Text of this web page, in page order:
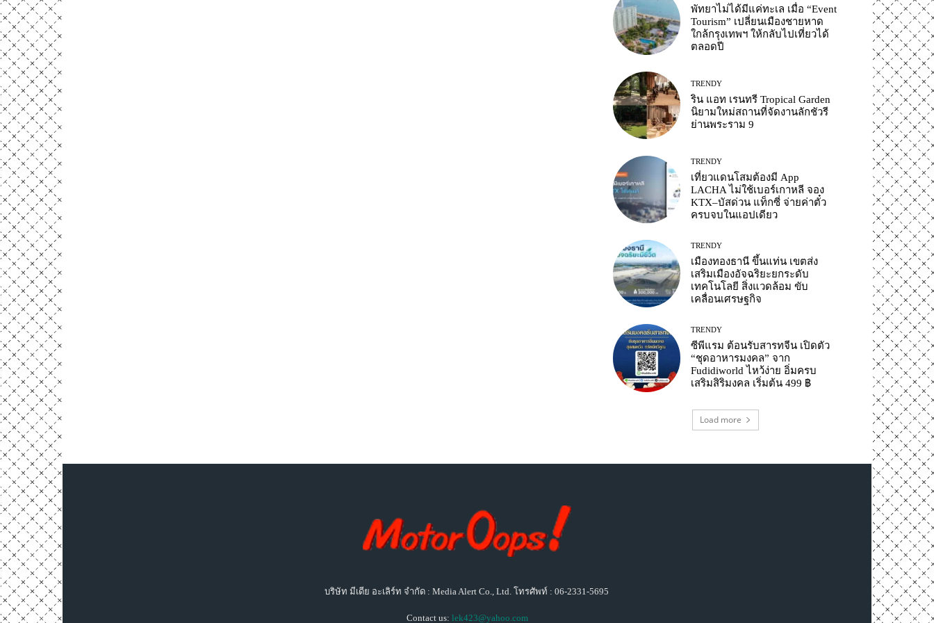
พัทยาไม่ได้มีแค่ทะเล เมื่อ “Event
Tourism” เปลี่ยนเมืองชายหาด
ใกล้กรุงเทพฯ ให้กลับไปเที่ยวได้
ตลอดปี
TRENDY
ริน แอท เรนทรี Tropical Garden
นิยามใหม่สถานที่จัดงานลักชัวรี
ย่านพระราม 9
TRENDY
เที่ยวแดนโสมต้องมี App
LACHA ไม่ใช้เบอร์เกาหลี จอง
KTX–บัสด่วน แท็กซี่ จ่ายค่าตั๋ว
ครบจบในแอปเดียว
TRENDY
เมืองทองธานี ขึ้นแท่น เขตส่ง
เสริมเมืองอัจฉริยะยกระดับ
เทคโนโลยี สิ่งแวดล้อม ขับ
เคลื่อนเศรษฐกิจ
TRENDY
ซีพีแรม ต้อนรับสารทจีน เปิดตัว
“ชุดอาหารมงคล” จาก
Fudidiworld ไหว้ง่าย อิ่มครบ
เสริมสิริมงคล เริ่มต้น 499 ฿
Load more
บริษัท มีเดีย อะเลิร์ท จำกัด : Media Alert Co., Ltd. โทรศัพท์ : 06-2331-5695
Contact us: lek423@yahoo.com